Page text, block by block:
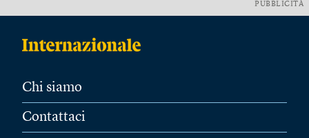
PUBBLICITÀ
Chi siamo
Contattaci